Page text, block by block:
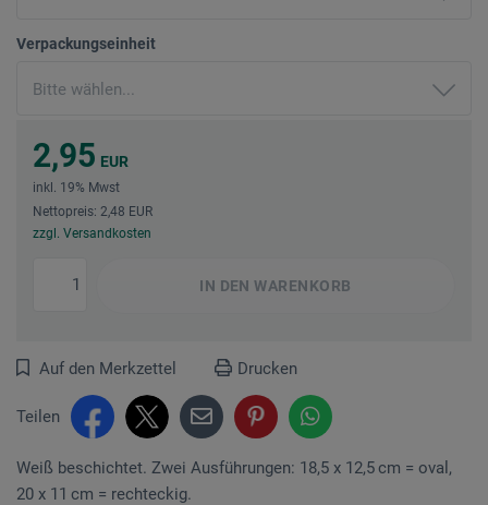
Verpackungseinheit
2,95 EUR
inkl. 19% Mwst
Nettopreis: 2,48 EUR
zzgl. Versandkosten
IN DEN WARENKORB
Auf den Merkzettel Drucken
Teilen
Weiß beschichtet. Zwei Ausführungen: 18,5 x 12,5 cm = oval,
20 x 11 cm = rechteckig.